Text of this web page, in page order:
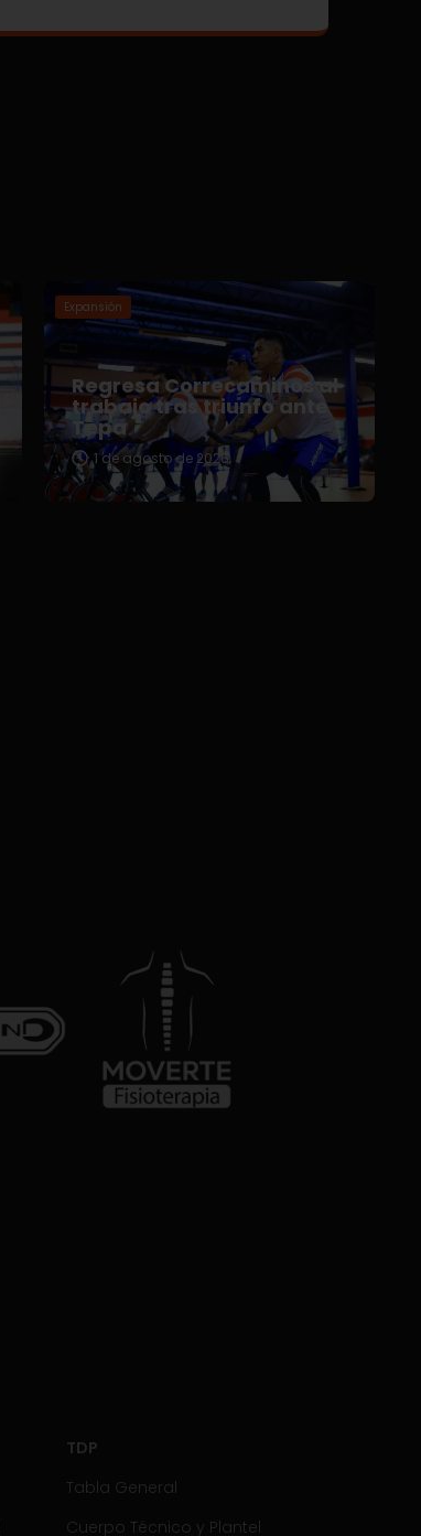
Expansión
Regresa Correcaminos al
trabajo tras triunfo ante
Tepa
1 de agosto de 2026
TDP
Tabla General
Cuerpo Técnico y Plantel